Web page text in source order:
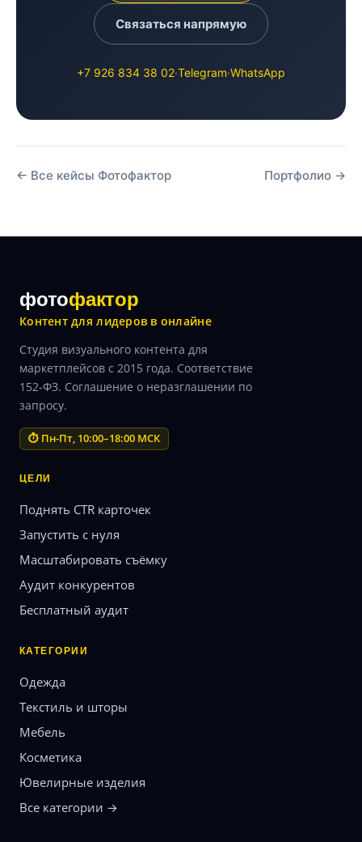
Связаться напрямую
+7 926 834 38 02·Telegram·WhatsApp
← Все кейсы Фотофактор Портфолио →
фотофактор
Контент для лидеров в онлайне
Студия визуального контента для
маркетплейсов с 2015 года. Соответствие
152-ФЗ. Соглашение о неразглашении по
запросу.
⏱ Пн-Пт, 10:00–18:00 МСК
ЦЕЛИ
Поднять CTR карточек
Запустить с нуля
Масштабировать съёмку
Аудит конкурентов
Бесплатный аудит
КАТЕГОРИИ
Одежда
Текстиль и шторы
Мебель
Косметика
Ювелирные изделия
Все категории →